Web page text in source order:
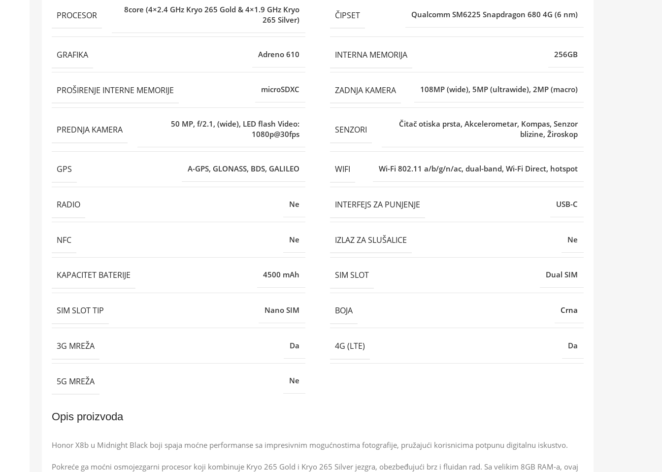
PROCESOR
8core (4×2.4 GHz Kryo 265 Gold & 4×1.9 GHz Kryo
265 Silver)
ČIPSET Qualcomm SM6225 Snapdragon 680 4G (6 nm)
GRAFIKA Adreno 610 INTERNA MEMORIJA 256GB
PROŠIRENJE INTERNE MEMORIJE microSDXC ZADNJA KAMERA 108MP (wide), 5MP (ultrawide), 2MP (macro)
PREDNJA KAMERA
50 MP, f/2.1, (wide), LED flash Video:
1080p@30fps
SENZORI
Čitač otiska prsta, Akcelerometar, Kompas, Senzor
blizine, Žiroskop
GPS A-GPS, GLONASS, BDS, GALILEO WIFI Wi-Fi 802.11 a/b/g/n/ac, dual-band, Wi-Fi Direct, hotspot
RADIO Ne INTERFEJS ZA PUNJENJE USB-C
NFC Ne IZLAZ ZA SLUŠALICE Ne
KAPACITET BATERIJE 4500 mAh SIM SLOT Dual SIM
SIM SLOT TIP Nano SIM BOJA Crna
3G MREŽA Da 4G (LTE) Da
5G MREŽA Ne
Opis proizvoda
Honor X8b u Midnight Black boji spaja moćne performanse sa impresivnim mogućnostima fotografije, pružajući korisnicima potpunu digitalnu iskustvo.
Pokreće ga moćni osmojezgarni procesor koji kombinuje Kryo 265 Gold i Kryo 265 Silver jezgra, obezbeđujući brz i fluidan rad. Sa velikim 8GB RAM-a, ovaj